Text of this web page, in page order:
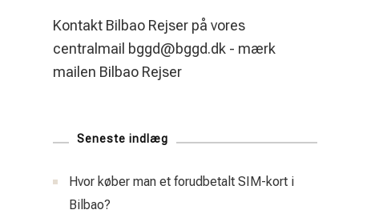
Kontakt Bilbao Rejser på vores
centralmail bggd@bggd.dk - mærk
mailen Bilbao Rejser
Seneste indlæg
Hvor køber man et forudbetalt SIM-kort i
Bilbao?